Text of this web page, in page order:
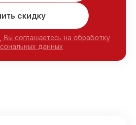
скидку
Вы соглашаетесь на обработку
данных